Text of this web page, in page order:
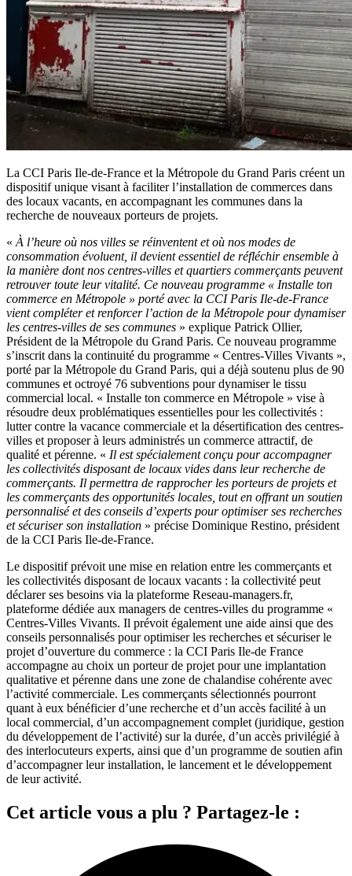
La CCI Paris Ile-de-France et la Métropole du Grand Paris créent un
dispositif unique visant à faciliter l’installation de commerces dans
des locaux vacants, en accompagnant les communes dans la
recherche de nouveaux porteurs de projets.
«À l’heure où nos villes se réinventent et où nos modes de
consommation évoluent, il devient essentiel de réfléchir ensemble à
la manière dont nos centres-villes et quartiers commerçants peuvent
retrouver toute leur vitalité. Ce nouveau programme « Installe ton
commerce en Métropole » porté avec la CCI Paris Ile-de-France
vient compléter et renforcer l’action de la Métropole pour dynamiser
les centres-villes de ses communes » explique Patrick Ollier,
Président de la Métropole du Grand Paris. Ce nouveau programme
s’inscrit dans la continuité du programme « Centres-Villes Vivants »,
porté par la Métropole du Grand Paris, qui a déjà soutenu plus de 90
communes et octroyé 76 subventions pour dynamiser le tissu
commercial local. « Installe ton commerce en Métropole » vise à
résoudre deux problématiques essentielles pour les collectivités :
lutter contre la vacance commerciale et la désertification des centres-
villes et proposer à leurs administrés un commerce attractif, de
qualité et pérenne. « Il est spécialement conçu pour accompagner
les collectivités disposant de locaux vides dans leur recherche de
commerçants. Il permettra de rapprocher les porteurs de projets et
les commerçants des opportunités locales, tout en offrant un soutien
personnalisé et des conseils d’experts pour optimiser ses recherches
et sécuriser son installation » précise Dominique Restino, président
de la CCI Paris Ile-de-France.
Le dispositif prévoit une mise en relation entre les commerçants et
les collectivités disposant de locaux vacants : la collectivité peut
déclarer ses besoins via la plateforme Reseau-managers.fr,
plateforme dédiée aux managers de centres-villes du programme «
Centres-Villes Vivants. Il prévoit également une aide ainsi que des
conseils personnalisés pour optimiser les recherches et sécuriser le
projet d’ouverture du commerce : la CCI Paris Ile-de France
accompagne au choix un porteur de projet pour une implantation
qualitative et pérenne dans une zone de chalandise cohérente avec
l’activité commerciale. Les commerçants sélectionnés pourront
quant à eux bénéficier d’une recherche et d’un accès facilité à un
local commercial, d’un accompagnement complet (juridique, gestion
du développement de l’activité) sur la durée, d’un accès privilégié à
des interlocuteurs experts, ainsi que d’un programme de soutien afin
d’accompagner leur installation, le lancement et le développement
de leur activité.
Cet article vous a plu ? Partagez-le :